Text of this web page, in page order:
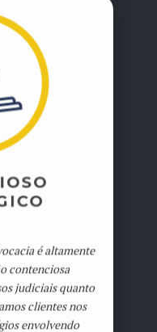
é altamente
contenciosa
judiciais quanto
clientes nos
envolvendo